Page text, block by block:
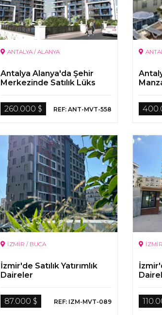
ANTALYA / ALANYA
Antalya Alanya'da Şehir
Merkezinde Satılık Lüks
260.000 $
REF: ANT-MVT-558
İZMİR / BUCA
İzmir'de Satılık Yatırımlık
Daireler
87.000 $ REF: IZM-MVT-089